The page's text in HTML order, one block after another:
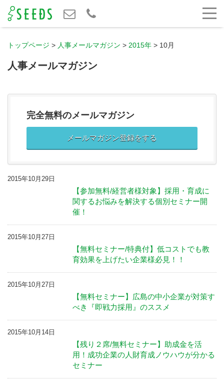
トップページ > 人事メールマガジン > 2015年 > 10月
人事メールマガジン
完全無料のメールマガジン
メールマガジン登録をする
2015年10月29日
【参加無料/経営者様対象】採用・育成に
関するお悩みを解決する個別セミナー開
催！
2015年10月27日
【無料セミナー/特典付】低コストでも教
育効果を上げたい企業様必見！！
2015年10月27日
【無料セミナー】広島の中小企業が対策す
べき『即戦力採用』のススメ
2015年10月14日
【残り２席/無料セミナー】助成金を活
用！成功企業の人財育成ノウハウが分かる
セミナー